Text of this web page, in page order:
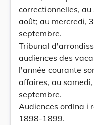
correctionnelles,
août; au mercredi,
septembre.
Tribunal
audiences des
l'année courante
affaires, au
septembre.
Audiences ordIna i
1898-1899.